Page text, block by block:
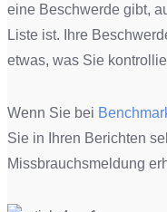
eine Beschwerde gibt,
Liste ist. Ihre
etwas, was Sie
Wenn Sie bei
Sie in Ihren Berichten
Missbrauchsmeldung